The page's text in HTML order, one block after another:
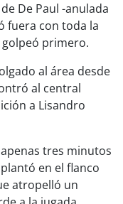
De Paul -anulada
fuera con toda la
primero.
al área desde
al central
a Lisandro
tres minutos
en el flanco
atropelló un